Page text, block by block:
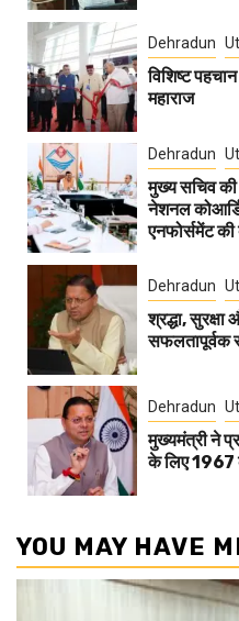
Dehradun
विशिष्ट
महाराज
Dehradun
मुख्य सचिव की
नेशनल
एनफोर्समेंट
Dehradun
श्रद्धा,
सफलतापूर्वक
Dehradun
मुख्यमंत्री ने
के लिए 1967
YOU MAY HAVE